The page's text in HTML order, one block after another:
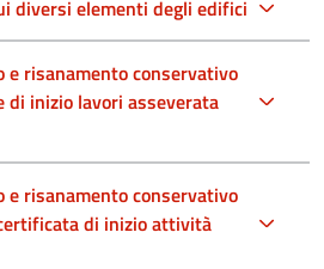
diversi elementi degli edifici
e risanamento conservativo
di inizio lavori asseverata
e risanamento conservativo
di inizio attività